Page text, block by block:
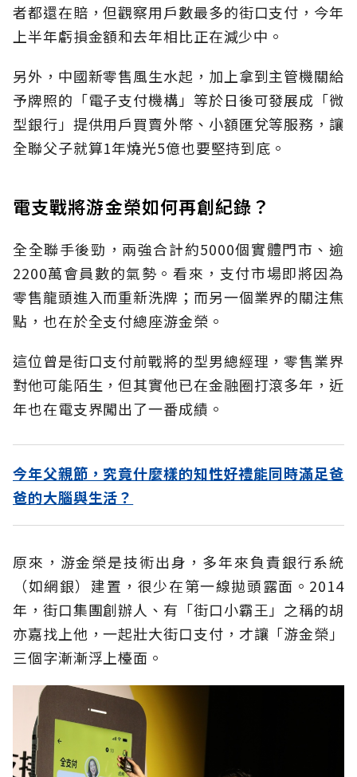
者都還在賠，但觀察用戶數最多的街口支付，今年
上半年虧損金額和去年相比正在減少中。
另外，中國新零售風生水起，加上拿到主管機關給
予牌照的「電子支付機構」等於日後可發展成「微
型銀行」提供用戶買賣外幣、小額匯兌等服務，讓
全聯父子就算1年燒光5億也要堅持到底。
電支戰將游金榮如何再創紀錄？
全全聯手後勁，兩強合計約5000個實體門市、逾
2200萬會員數的氣勢。看來，支付市場即將因為
零售龍頭進入而重新洗牌；而另一個業界的關注焦
點，也在於全支付總座游金榮。
這位曾是街口支付前戰將的型男總經理，零售業界
對他可能陌生，但其實他已在金融圈打滾多年，近
年也在電支界闖出了一番成績。
今年父親節，究竟什麼樣的知性好禮能同時滿足爸
爸的大腦與生活？
原來，游金榮是技術出身，多年來負責銀行系統
（如網銀）建置，很少在第一線拋頭露面。2014
年，街口集團創辦人、有「街口小霸王」之稱的胡
亦嘉找上他，一起壯大街口支付，才讓「游金榮」
三個字漸漸浮上檯面。